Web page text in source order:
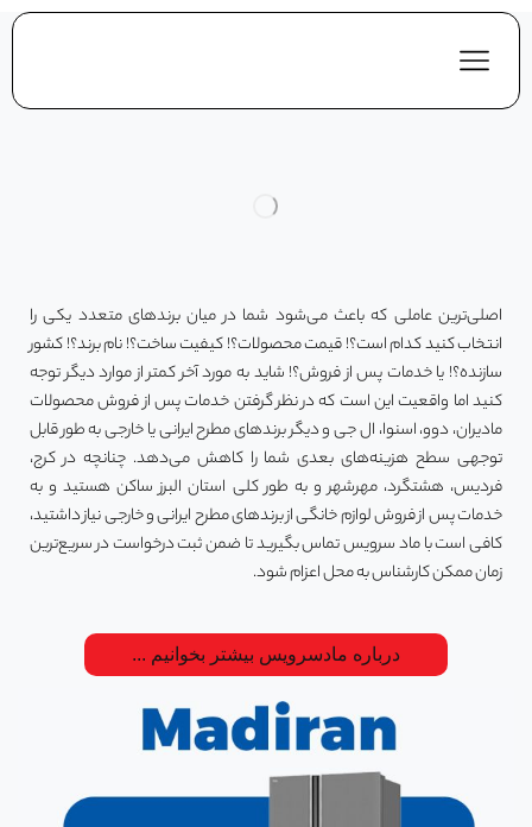
اصلی‌ترین عاملی که باعث می‌شود شما در میان برندهای متعدد یکی را
انتخاب کنید کدام است؟! قیمت محصولات؟! کیفیت ساخت؟! نام برند؟! کشور
سازنده؟! یا خدمات پس از فروش؟! شاید به مورد آخر کمتر از موارد دیگر توجه
کنید اما واقعیت این است که در نظر گرفتن خدمات پس از فروش محصولات
مادیران، دوو، اسنوا، ال جی و دیگر برندهای مطرح ایرانی یا خارجی به طور قابل
توجهی سطح هزینه‌های بعدی شما را کاهش می‌دهد. چنانچه در کرج،
فردیس، هشتگرد، مهرشهر و به طور کلی استان البرز ساکن هستید و به
خدمات پس از فروش لوازم خانگی از برندهای مطرح ایرانی و خارجی نیاز داشتید،
کافی است با ماد سرویس تماس بگیرید تا ضمن ثبت درخواست در سریع‌ترین
زمان ممکن کارشناس به محل اعزام شود.
درباره مادسرویس بیشتر بخوانیم ...